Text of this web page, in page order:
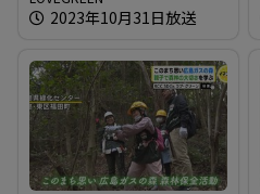
2023年10月31日放送